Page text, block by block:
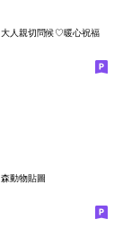
大人親切問候♡暖心祝福
森動物貼圖